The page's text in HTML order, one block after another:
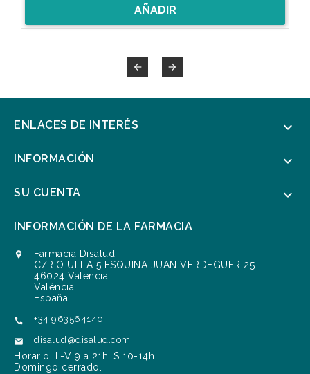
AÑADIR
 
ENLACES DE INTERÉS 
INFORMACIÓN 
SU CUENTA 
INFORMACIÓN DE LA FARMACIA

Farmacia Disalud
C/RIO ULLA 5 ESQUINA JUAN VERDEGUER 25
46024 Valencia
València
España
 +34 963564140
 disalud@disalud.com
Horario: L-V 9 a 21h. S 10-14h.
Domingo cerrado.